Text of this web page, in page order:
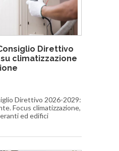
Direttivo
climatizzazione
Direttivo 2026-2029:
Focus climatizzazione,
ed edifici